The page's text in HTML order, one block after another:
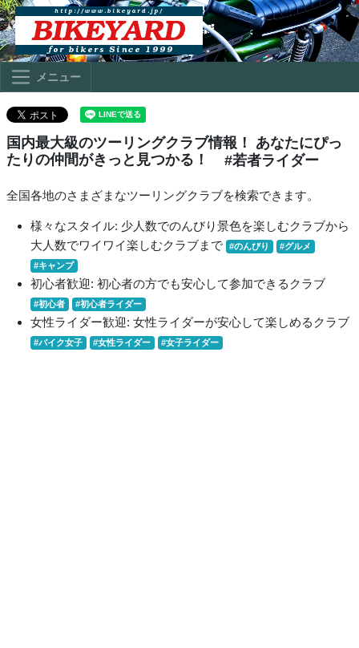
メニュー
国内最大級のツーリングクラブ情報！ あなたにぴっ
たりの仲間がきっと見つかる！
#若者ライダー
全国各地のさまざまなツーリングクラブを検索できます。
様々なスタイル: 少人数でのんびり景色を楽しむクラブから
大人数でワイワイ楽しむクラブまで
#のんびり
#グルメ
#キャンプ
初心者歓迎: 初心者の方でも安心して参加できるクラブ
#初心者 #初心者ライダー
女性ライダー歓迎: 女性ライダーが安心して楽しめるクラブ
#バイク女子 #女性ライダー #女子ライダー